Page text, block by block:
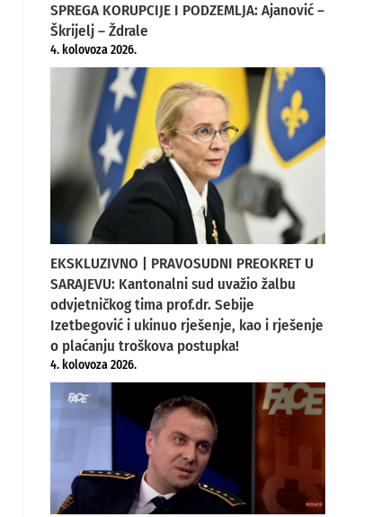
SPREGA KORUPCIJE I PODZEMLJA: Ajanović –
Škrijelj – Ždrale
4. kolovoza 2026.
EKSKLUZIVNO | PRAVOSUDNI PREOKRET U
SARAJEVU: Kantonalni sud uvažio žalbu
odvjetničkog tima prof.dr. Sebije
Izetbegović i ukinuo rješenje, kao i rješenje
o plaćanju troškova postupka!
4. kolovoza 2026.